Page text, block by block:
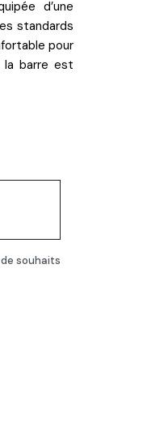
d’une
standards
pour
la barre est
souhaits